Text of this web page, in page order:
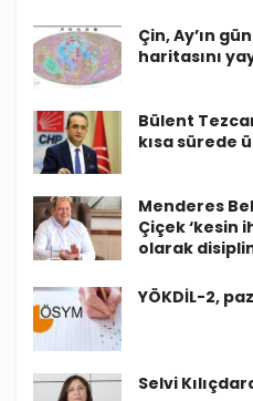
Çin, Ay’ın
haritasını
Bülent
kısa sürede
Menderes
Çiçek ‘kesin
olarak
YÖKDİL-2,
Selvi